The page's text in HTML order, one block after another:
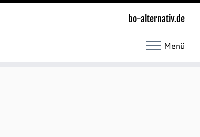
bo-alternativ.de
Menü